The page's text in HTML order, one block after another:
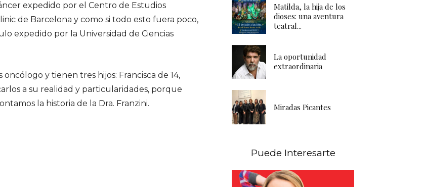
expedido por el Centro de Estudios
de Barcelona y como si todo esto fuera poco,
expedido por la Universidad de Ciencias
oncólogo y tienen tres hijos: Francisca de 14,
a su realidad y particularidades, porque
la historia de la Dra. Franzini.
Matilda, la hija de los
dioses: una aventura
teatral...
La oportunidad
extraordinaria
Miradas Picantes
Puede Interesarte